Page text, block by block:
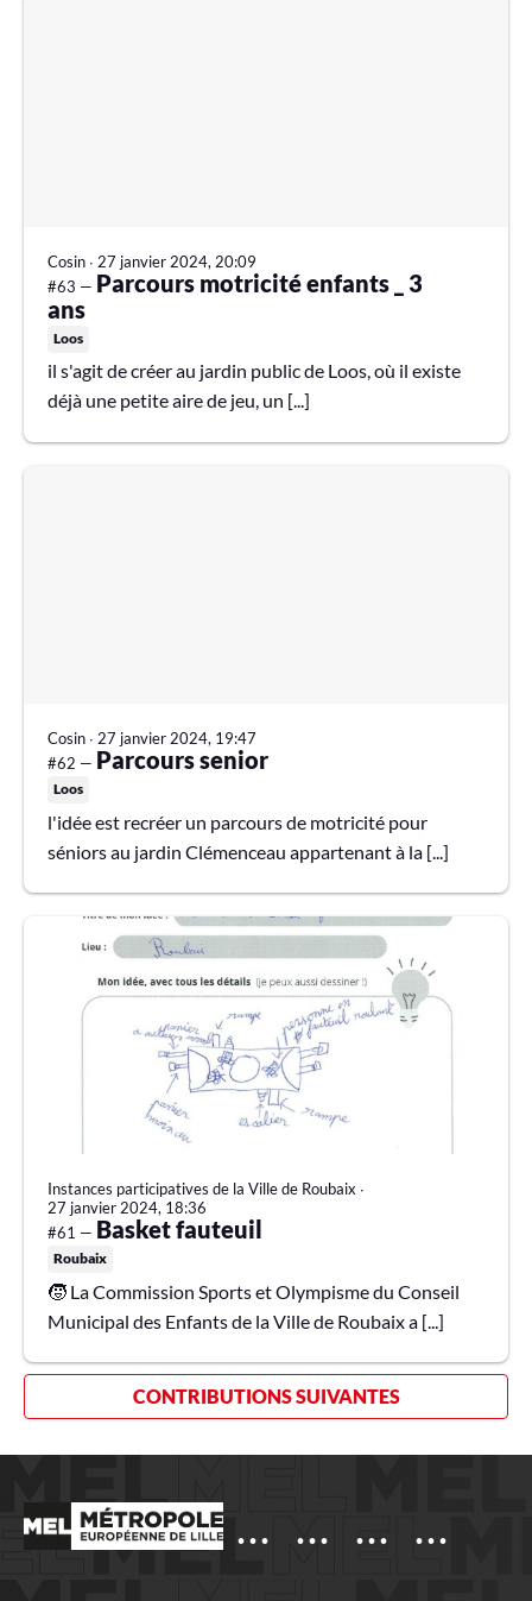
Cosin ∙ 27 janvier 2024, 20:09
#63 — Parcours motricité enfants _ 3
ans
Loos
il s'agit de créer au jardin public de Loos, où il existe
déjà une petite aire de jeu, un [...]
Cosin ∙ 27 janvier 2024, 19:47
#62 — Parcours senior
Loos
l'idée est recréer un parcours de motricité pour
séniors au jardin Clémenceau appartenant à la [...]
Instances participatives de la Ville de Roubaix ∙
27 janvier 2024, 18:36
#61 — Basket fauteuil
Roubaix
🧒 La Commission Sports et Olympisme du Conseil
Municipal des Enfants de la Ville de Roubaix a [...]
CONTRIBUTIONS SUIVANTES